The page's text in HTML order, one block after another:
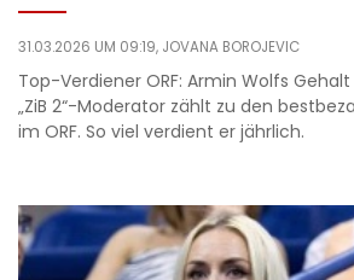
31.03.2026 UM 09:19, JOVANA BOROJEVIC
Top-Verdiener ORF: Armin Wolfs
„ZiB 2“-Moderator zählt zu den
im ORF. So viel verdient er jährlich.